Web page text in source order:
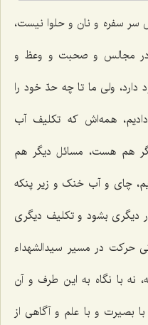
سفره و نان و حلوا نیست،
مجالس و صحبت و وعظ و
ولی ما تا چه حدّ خود را
همه‌اش که تکلیف آب
هم هست، مسائل دیگر هم
چای و آب خنک و زیر پنکه
دیگری بشود و تکلیف دیگری
حرکت در مسیر سیدالشهداء
نه با نگاه به این طرف و آن
بصیرت و با علم و آگاهی از